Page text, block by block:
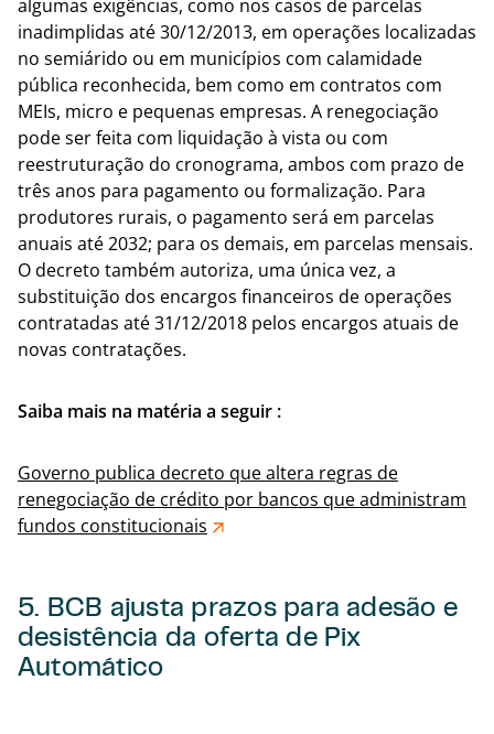
algumas exigências, como nos casos de parcelas
inadimplidas até 30/12/2013, em operações localizadas
no semiárido ou em municípios com calamidade
pública reconhecida, bem como em contratos com
MEIs, micro e pequenas empresas. A renegociação
pode ser feita com liquidação à vista ou com
reestruturação do cronograma, ambos com prazo de
três anos para pagamento ou formalização. Para
produtores rurais, o pagamento será em parcelas
anuais até 2032; para os demais, em parcelas mensais.
O decreto também autoriza, uma única vez, a
substituição dos encargos financeiros de operações
contratadas até 31/12/2018 pelos encargos atuais de
novas contratações.
Saiba mais na matéria a seguir :
Governo publica decreto que altera regras de
renegociação de crédito por bancos que administram
fundos constitucionais
5. BCB ajusta prazos para adesão e
desistência da oferta de Pix
Automático